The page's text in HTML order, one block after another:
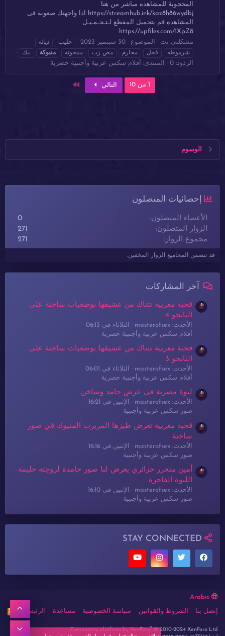
المحجوبة للمشاهده مباشر من هنا
https://streamhub.ink/kaz8h86wydbj اذا واجهتك صعوبه فى
المشاهده قم بتحميل المقطع لـتـحـمـيـل
https://upfiles.com/1XpZ8
مشكلني نت
الموضوع 30 سبتمبر 2023 حليب
دياثة
شرموطه
فحل محارم مص زب ممحونه منيوكة نيك
الردود: 0 المنتدى: أفلام سكس عربية وأجنبية حصرية
1 من 10 التالي
الوسوم
إحصائيات المتصلون
الأعضاء المتصلون
0
الزوار المتصلون
271
مجموع الزوار
271
قد تتضمن المجاميع الزوار المخفين.
آخر المشاركات
قحبة مغربية تتناك من عشيقها بوضعيات ساخنة على
التانجو 4
الأحدث: masterofsex
الثلاثاء في 06:13
أفلام سكس عربية وأجنبية حصرية
قحبة مغربية تتناك من عشيقها بوضعيات ساخنة على
التانجو 3
الأحدث: masterofsex
الثلاثاء في 06:01
أفلام سكس عربية وأجنبية حصرية
لبوة مصرية في عرض جامد وساخن
الأحدث: masterofsex
الإثنين في 16:21
صور سكس عربية وأجنبية
قحبة مغربية تعرض طيزها المربرب المنيوك في صور
ساخنة
الأحدث: masterofsex
الإثنين في 16:16
صور سكس عربية وأجنبية
أمين متحرر جزائري يعرض لنا صور جامدة لزوجته حليمة
اللبوة الفاجرة
الأحدث: masterofsex
الإثنين في 16:10
صور سكس عربية وأجنبية
STAY CONNECTED
إتصل بنا الشروط والقوانين سياسة الخصوصية مساعدة الرئيسية
R
Community platform by XenForo® © 2010-2024 XenForo Ltd.
أعلى
أسفل